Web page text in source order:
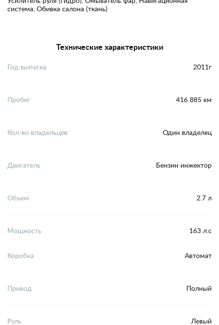
система, Обивка салона (ткань)
Технические характеристики
Год выпуска 2011г
Пробег 416 885 км
Кол-во владельцев Один владелец
Двигатель Бензин инжектор
Объем 2.7 л
Мощность 163 л.с
Коробка Автомат
Привод Полный
Руль Левый